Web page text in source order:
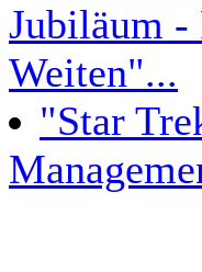
Jubiläum -
Weiten"...
"Star